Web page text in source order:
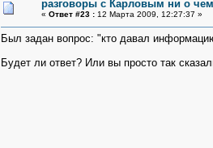
разговоры с Карловым ни о
« Ответ #23 :12 Марта 2009, 12:27:37 »
Был задан вопрос: "кто давал
Будет ли ответ? Или вы просто так